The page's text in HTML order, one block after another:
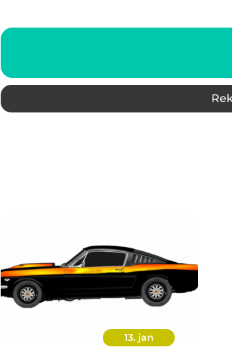
13. jan